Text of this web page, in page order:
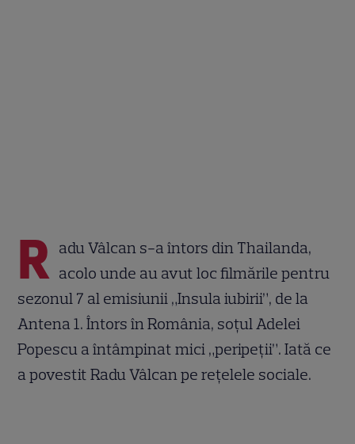
R adu Vâlcan s-a întors din Thailanda,
acolo unde au avut loc filmările pentru
sezonul 7 al emisiunii „Insula iubirii”, de la
Antena 1. Întors în România, soțul Adelei
Popescu a întâmpinat mici „peripeții”. Iată ce
a povestit Radu Vâlcan pe rețelele sociale.